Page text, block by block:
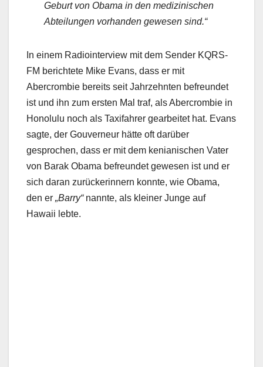
Geburt von Obama in den medizinischen
Abteilungen vorhanden gewesen sind.“
In einem Radiointerview mit dem Sender KQRS-
FM berichtete Mike Evans, dass er mit
Abercrombie bereits seit Jahrzehnten befreundet
ist und ihn zum ersten Mal traf, als Abercrombie in
Honolulu noch als Taxifahrer gearbeitet hat. Evans
sagte, der Gouverneur hätte oft darüber
gesprochen, dass er mit dem kenianischen Vater
von Barak Obama befreundet gewesen ist und er
sich daran zurückerinnern konnte, wie Obama,
den er „Barry“nannte, als kleiner Junge auf
Hawaii lebte.